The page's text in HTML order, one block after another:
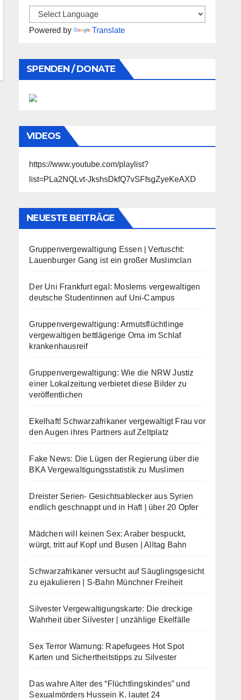
Powered by Translate
SPENDEN / DONATE
VIDEOS
https://www.youtube.com/playlist?
list=PLa2NQLvt-JkshsDkfQ7vSFfsgZyeKeAXD
NEUESTE BEITRÄGE
Gruppenvergewaltigung Essen | Vertuscht:
Lauenburger Gang ist ein großer Muslimclan
Der Uni Frankfurt egal: Moslems vergewaltigen
deutsche Studentinnen auf Uni-Campus
Gruppenvergewaltigung: Armutsflüchtlinge
vergewaltigen bettlägerige Oma im Schlaf
krankenhausreif
Gruppenvergewaltigung: Wie die NRW Justiz
einer Lokalzeitung verbietet diese Bilder zu
veröffentlichen
Ekelhaft! Schwarzafrikaner vergewaltigt Frau vor
den Augen ihres Partners auf Zeltplatz
Fake News: Die Lügen der Regierung über die
BKA Vergewaltigungsstatistik zu Muslimen
Dreister Serien- Gesichtsablecker aus Syrien
endlich geschnappt und in Haft | über 20 Opfer
Mädchen will keinen Sex: Araber bespuckt,
würgt, tritt auf Kopf und Busen | Alltag Bahn
Schwarzafrikaner versucht auf Säuglingsgesicht
zu ejakulieren | S-Bahn Münchner Freiheit
Silvester Vergewaltigungskarte: Die dreckige
Wahrheit über Silvester | unzählige Ekelfälle
Sex Terror Warnung: Rapefugees Hot Spot
Karten und Sichertheitstipps zu Silvester
Das wahre Alter des “Flüchtlingskindes” und
Sexualmörders Hussein K. lautet 24